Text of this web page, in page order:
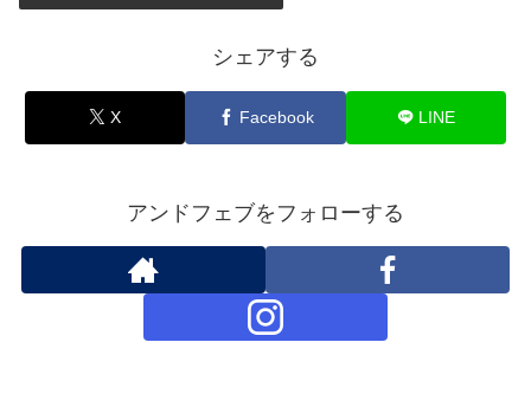
シェアする
X Facebook LINE
アンドフェブをフォローする